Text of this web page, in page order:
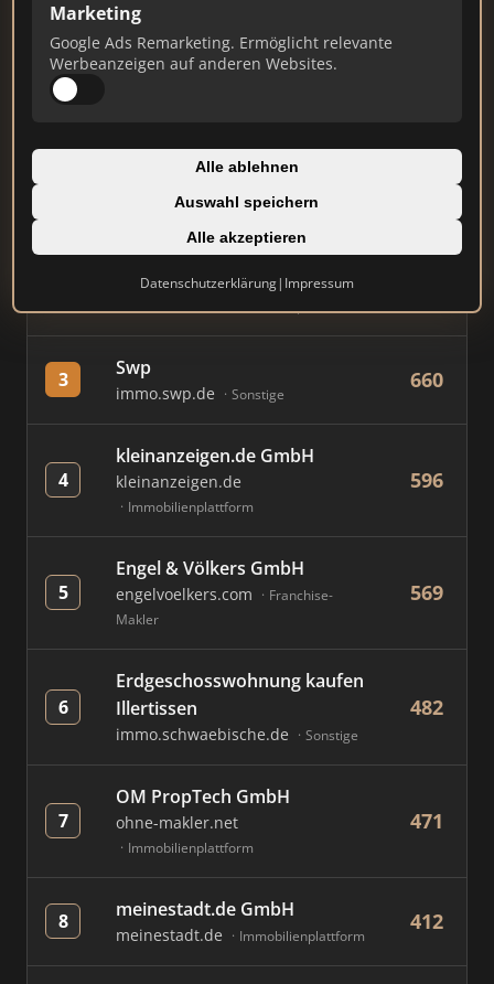
Marketing
Google Ads Remarketing. Ermöglicht relevante
Werbeanzeigen auf anderen Websites.
Alle ablehnen
Auswahl speichern
Alle akzeptieren
Datenschutzerklärung| Impressum
Stand: Juli 2026
#
Immobilien Scout GmbH
immobilienscout24.de
AVIV Germany GmbH
3 Swp
immo.swp.de Sonstige
660
4
kleinanzeigen.de GmbH
kleinanzeigen.de
Immobilienplattform
596
5
Engel & Völkers GmbH
engelvoelkers.com
Franchise-
Makler
569
6
Erdgeschosswohnung kaufen
Illertissen
immo.schwaebische.de Sonstige
482
7
OM PropTech GmbH
ohne-makler.net
Immobilienplattform
471
8 meinestadt.de GmbH
meinestadt.de Immobilienplattform
412